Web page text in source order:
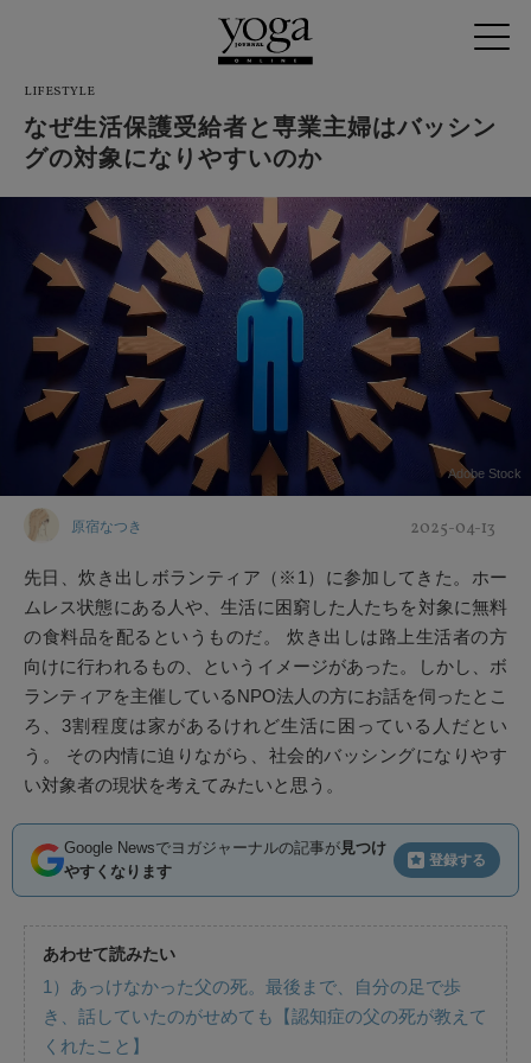
LIFESTYLE
なぜ生活保護受給者と専業主婦はバッシン
グの対象になりやすいのか
Adobe Stock
原宿なつき 2025-04-13
先日、炊き出しボランティア（※1）に参加してきた。ホー
ムレス状態にある人や、生活に困窮した人たちを対象に無料
の食料品を配るというものだ。 炊き出しは路上生活者の方
向けに行われるもの、というイメージがあった。しかし、ボ
ランティアを主催しているNPO法人の方にお話を伺ったとこ
ろ、3割程度は家があるけれど生活に困っている人だとい
う。 その内情に迫りながら、社会的バッシングになりやす
い対象者の現状を考えてみたいと思う。
Google Newsでヨガジャーナルの記事が見つけ
やすくなります
登録する
あわせて読みたい
1）あっけなかった父の死。最後まで、自分の足で歩
き、話していたのがせめても【認知症の父の死が教えて
くれたこと】